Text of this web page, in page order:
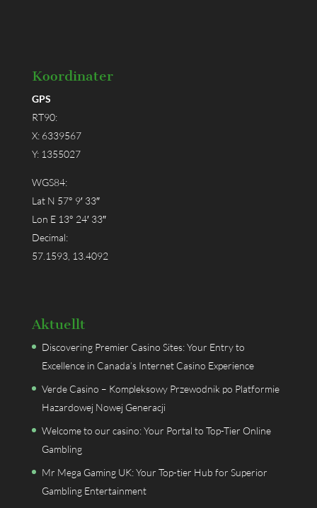
Koordinater
GPS
RT90:
X: 6339567
Y: 1355027
WGS84:
Lat N 57° 9′ 33″
Lon E 13° 24′ 33″
Decimal:
57.1593, 13.4092
Aktuellt
Discovering Premier Casino Sites: Your Entry to
Excellence in Canada’s Internet Casino Experience
Verde Casino – Kompleksowy Przewodnik po Platformie
Hazardowej Nowej Generacji
Welcome to our casino: Your Portal to Top-Tier Online
Gambling
Mr Mega Gaming UK: Your Top-tier Hub for Superior
Gambling Entertainment